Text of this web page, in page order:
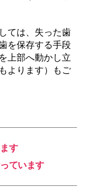
ては、失った歯
を保存する手段
上部へ動かし立
よります）もご
す
ています